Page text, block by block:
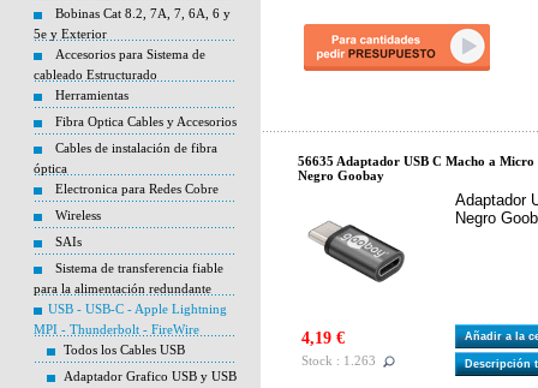
Bobinas Cat 8.2, 7A, 7, 6A, 6 y
5e y Exterior
Accesorios para Sistema de
cableado Estructurado
Herramientas
Fibra Optica Cables y Accesorios
Cables de instalación de fibra
óptica
Electronica para Redes Cobre
Wireless
SAIs
Sistema de transferencia fiable
para la alimentación redundante
USB - USB-C - Apple Lightning
MPI - Thunderbolt - FireWire
Todos los Cables USB
Adaptador Grafico USB y USB
56635 Adaptador USB C Macho a
Negro Goobay
Adaptador
Negro
4,19 €
Stock : 1.263
Añadir a la
Descripción